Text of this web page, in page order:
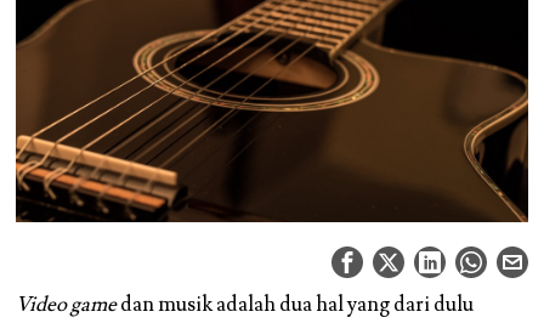
Video gamedan musik adalah dua hal yang dari dulu